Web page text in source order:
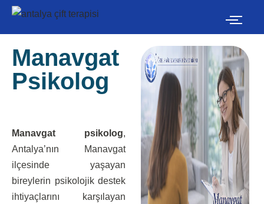
İçeriğe
geç
Manavgat
Psikolog
Manavgat psikolog,
Antalya’nın Manavgat
ilçesinde yaşayan
bireylerin psikolojik destek
ihtiyaçlarını karşılayan